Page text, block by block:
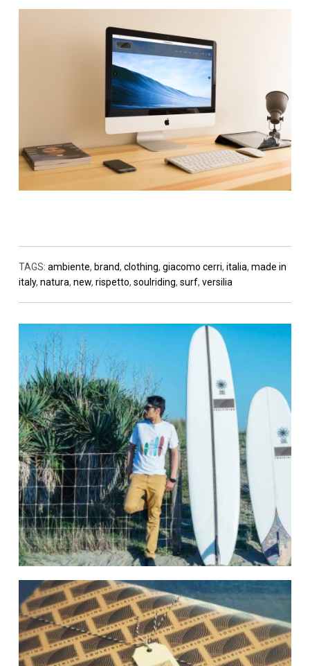
TAGS: ambiente, brand, clothing, giacomo cerri, italia, made in
italy, natura, new, rispetto, soulriding, surf, versilia